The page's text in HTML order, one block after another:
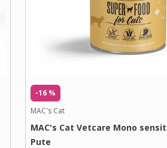
-16 %
MAC's Cat
MAC's Cat Vetcare Mono
Pute